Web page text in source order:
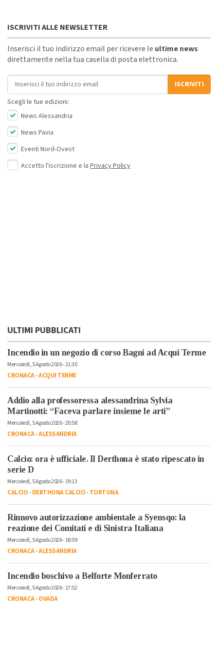
ISCRIVITI ALLE NEWSLETTER
Inserisci il tuo indirizzo email per ricevere le ultime news
direttamente nella tua casella di posta elettronica.
Indirizzo email
ISCRIVITI
Scegli le tue edizioni:
News Alessandria
News Pavia
Eventi Nord-Ovest
Accetto l'iscrizione e la Privacy Policy
ULTIMI PUBBLICATI
Incendio in un negozio di corso Bagni ad Acqui Terme
Mercoledì, 5 Agosto 2026 - 21:30
CRONACA-ACQUI TERME
Addio alla professoressa alessandrina Sylvia
Martinotti: “Faceva parlare insieme le arti”
Mercoledì, 5 Agosto 2026 - 20:58
CRONACA-ALESSANDRIA
Calcio: ora è ufficiale. Il Derthona è stato ripescato in
serie D
Mercoledì, 5 Agosto 2026 - 19:13
CALCIO-DERTHONA CALCIO-TORTONA
Rinnovo autorizzazione ambientale a Syensqo: la
reazione dei Comitati e di Sinistra Italiana
Mercoledì, 5 Agosto 2026 - 18:59
CRONACA-ALESSANDRIA
Incendio boschivo a Belforte Monferrato
Mercoledì, 5 Agosto 2026 - 17:52
CRONACA-OVADA